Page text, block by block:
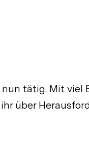
tätig. Mit viel
über